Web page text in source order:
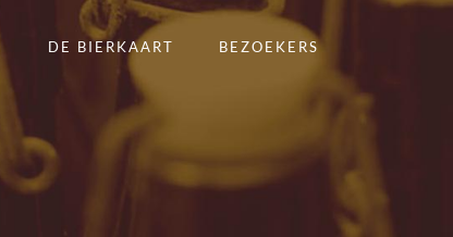
DE BIERKAART BEZOEKERS